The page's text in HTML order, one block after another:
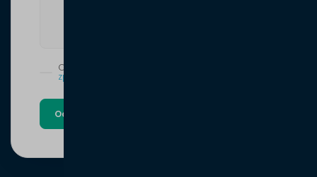
Odesláním formuláře souhlasíte se
zpracováním osobních údajů
Odeslat poptávku